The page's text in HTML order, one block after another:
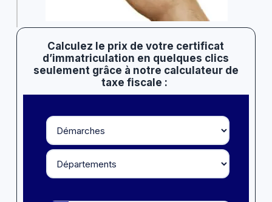
Calculez le prix de votre certificat
d’immatriculation en quelques clics
seulement grâce à notre calculateur de
taxe fiscale :